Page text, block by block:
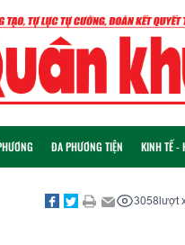
ĐA PHƯƠNG TIỆN KINH TẾ -
3058lượt